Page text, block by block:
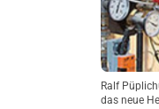
Ralf
das neue